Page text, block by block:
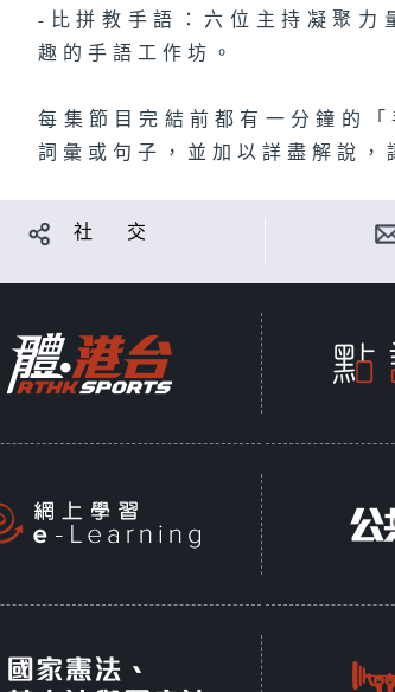
-比拼教手語：六位主持凝聚力
趣的手語工作坊。
每集節目完結前都有一分鐘的
詞彙或句子，並加以詳盡解說，
社 交